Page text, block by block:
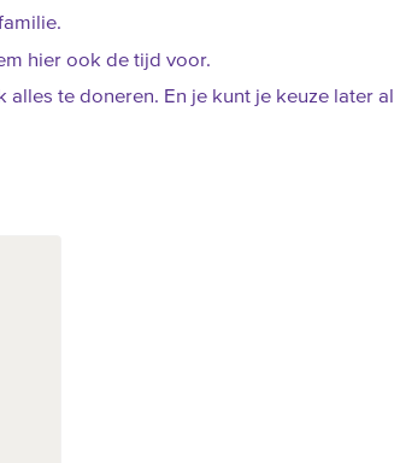
hier ook de tijd voor.
alles te doneren. En je kunt je keuze later